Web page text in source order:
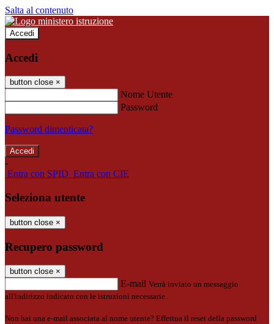
Salta al contenuto
Accedi
Accedi
button close ×
Nome Utente
Password
Password dimenticata?
-
Entra con SPID Entra con CIE
Seleziona utente
button close ×
Recupero password
button close ×
E-mail Verrà inviato un messaggio
all'indirizzo indicato con le istruzioni necessarie.
Non hai una e-mail associata al nome utente? Effettua il reset della password